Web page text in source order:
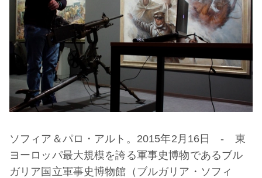
ソフィア＆パロ・アルト。2015年2月16日 - 東
ヨーロッパ最大規模を誇る軍事史博物であるブル
ガリア国立軍事史博物館（ブルガリア・ソフィ